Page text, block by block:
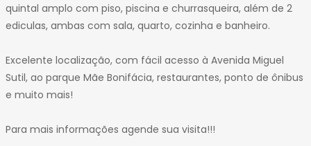
quintal amplo com piso, piscina e churrasqueira, além de 2
ediculas, ambas com sala, quarto, cozinha e banheiro.
Excelente localização, com fácil acesso à Avenida Miguel
Sutil, ao parque Mãe Bonifácia, restaurantes, ponto de ônibus
e muito mais!
Para mais informações agende sua visita!!!